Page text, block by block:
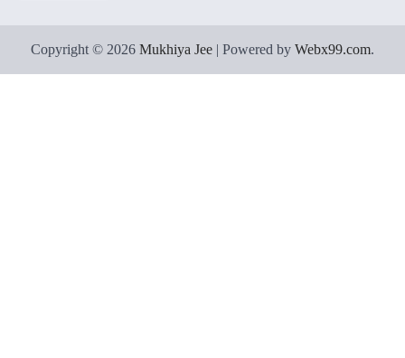
Copyright © 2026 Mukhiya Jee | Powered by Webx99.com.